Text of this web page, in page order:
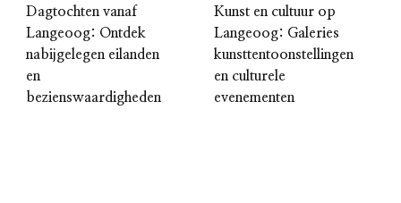
Dagtochten vanaf
Langeoog: Ontdek
nabijgelegen eilanden
en
bezienswaardigheden
Kunst en cultuur op
Langeoog: Galeries
kunsttentoonstellingen
en culturele
evenementen